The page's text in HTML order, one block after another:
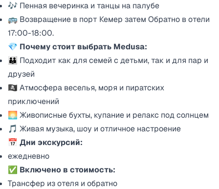
🎶 Пенная вечеринка и танцы на палубе
🚌 Возвращение в порт Кемер затем Обратно в отели
17:00-18:00.
💎 Почему стоит выбрать Medusa:
👪 Подходит как для семей с детьми, так и для пар и
друзей
🏴‍☠️ Атмосфера веселья, моря и пиратских
приключений
🌅 Живописные бухты, купание и релакс под солнцем
🎵 Живая музыка, шоу и отличное настроение
📅 Дни экскурсий:
ежедневно
✅ Включено в стоимость:
Трансфер из отеля и обратно